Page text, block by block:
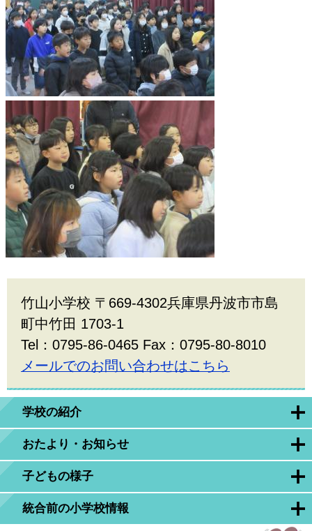
学校の紹介
おたより・お知らせ
子どもの様子
統合前の小学校情報
竹山小学校 〒669-4302兵庫県丹波市市島
町中竹田 1703-1
Tel：0795-86-0465 Fax：0795-80-8010
メールでのお問い合わせはこちら